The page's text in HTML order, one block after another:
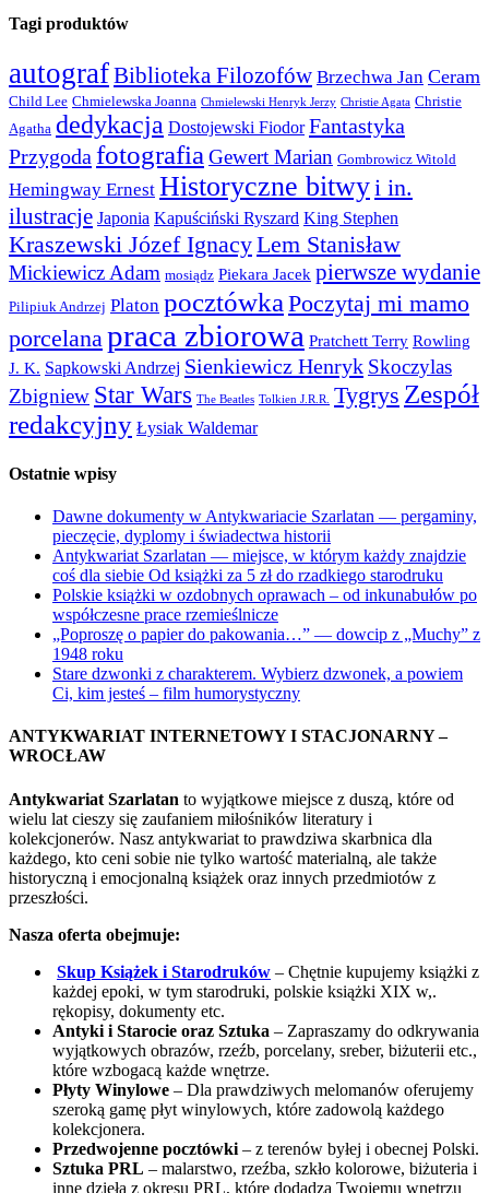
Tagi produktów
autografBiblioteka Filozofów Brzechwa Jan Ceram
Child Lee Chmielewska Joanna Chmielewski Henryk Jerzy Christie Agata Christie
Agatha dedykacja Dostojewski Fiodor Fantastyka
Przygodafotografia Gewert Marian Gombrowicz Witold
Hemingway Ernest Historyczne bitwyi in.
ilustracje Japonia Kapuściński Ryszard King Stephen
Kraszewski Józef IgnacyLem Stanisław
Mickiewicz Adam mosiądz Piekara Jacek pierwsze wydanie
Pilipiuk Andrzej Platon pocztówka Poczytaj mi mamo
porcelanapraca zbiorowa Pratchett Terry Rowling
J. K. Sapkowski Andrzej Sienkiewicz Henryk Skoczylas
Zbigniew Star Wars The Beatles Tolkien J.R.R. Tygrys Zespół
redakcyjny Łysiak Waldemar
Ostatnie wpisy
Dawne dokumenty w Antykwariacie Szarlatan — pergaminy,
pieczęcie, dyplomy i świadectwa historii
Antykwariat Szarlatan — miejsce, w którym każdy znajdzie
coś dla siebie Od książki za 5 zł do rzadkiego starodruku
Polskie książki w ozdobnych oprawach – od inkunabułów po
współczesne prace rzemieślnicze
„Poproszę o papier do pakowania…” — dowcip z „Muchy” z
1948 roku
Stare dzwonki z charakterem. Wybierz dzwonek, a powiem
Ci, kim jesteś – film humorystyczny
ANTYKWARIAT INTERNETOWY I STACJONARNY –
WROCŁAW
Antykwariat Szarlatan to wyjątkowe miejsce z duszą, które od
wielu lat cieszy się zaufaniem miłośników literatury i
kolekcjonerów. Nasz antykwariat to prawdziwa skarbnica dla
każdego, kto ceni sobie nie tylko wartość materialną, ale także
historyczną i emocjonalną książek oraz innych przedmiotów z
przeszłości.
Nasza oferta obejmuje:
Skup Książek i Starodruków – Chętnie kupujemy książki z
każdej epoki, w tym starodruki, polskie książki XIX w,.
rękopisy, dokumenty etc.
Antyki i Starocie oraz Sztuka – Zapraszamy do odkrywania
wyjątkowych obrazów, rzeźb, porcelany, sreber, biżuterii etc.,
które wzbogacą każde wnętrze.
Płyty Winylowe – Dla prawdziwych melomanów oferujemy
szeroką gamę płyt winylowych, które zadowolą każdego
kolekcjonera.
Przedwojenne pocztówki – z terenów byłej i obecnej Polski.
Sztuka PRL – malarstwo, rzeźba, szkło kolorowe, biżuteria i
inne dzieła z okresu PRL, które dodadzą Twojemu wnętrzu